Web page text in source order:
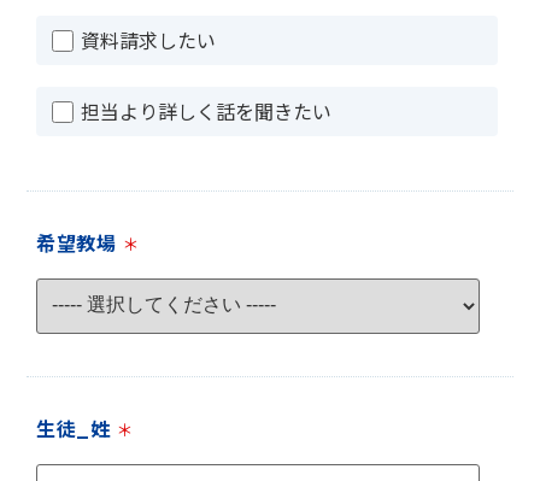
資料請求したい
担当より詳しく話を聞きたい
希望教場 ＊
生徒_姓 ＊